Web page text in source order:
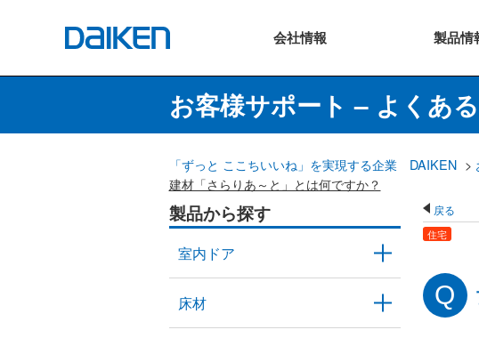
会社情報 製品情
お客様サポート – よくあ
「ずっと ここちいいね」を実現する企業 DAIKEN >
建材「さらりあ～と」とは何ですか？
製品から探す
室内ドア
床材
戻る
住宅